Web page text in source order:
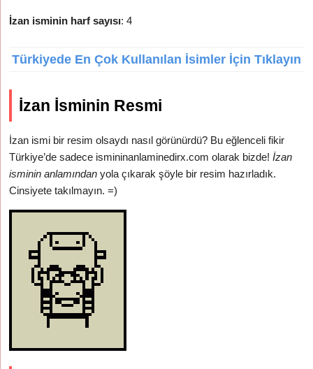
İzan isminin harf sayısı: 4
Türkiyede En Çok Kullanılan İsimler İçin Tıklayın
İzan İsminin Resmi
İzan ismi bir resim olsaydı nasıl görünürdü? Bu eğlenceli fikir
Türkiye’de sadece ismininanlaminedirx.com olarak bizde!İzan
isminin anlamından yola çıkarak şöyle bir resim hazırladık.
Cinsiyete takılmayın. =)